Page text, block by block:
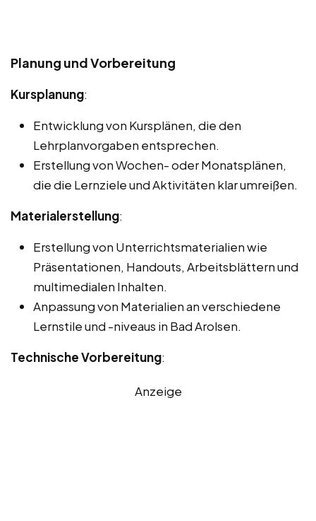
Planung und Vorbereitung
Kursplanung:
Entwicklung von Kursplänen, die den
Lehrplanvorgaben entsprechen.
Erstellung von Wochen- oder Monatsplänen,
die die Lernziele und Aktivitäten klar umreißen.
Materialerstellung:
Erstellung von Unterrichtsmaterialien wie
Präsentationen, Handouts, Arbeitsblättern und
multimedialen Inhalten.
Anpassung von Materialien an verschiedene
Lernstile und -niveaus in Bad Arolsen.
Technische Vorbereitung:
Anzeige